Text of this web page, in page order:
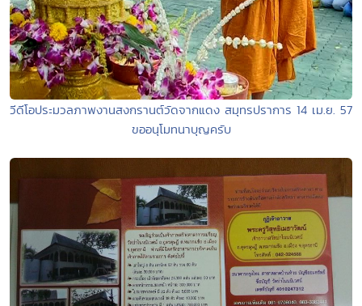
วีดีโอประมวลภาพงานสงกรานต์วัดจากแดง สมุทรปราการ 14 เม.ย. 57
ขออนุโมทนาบุญครับ